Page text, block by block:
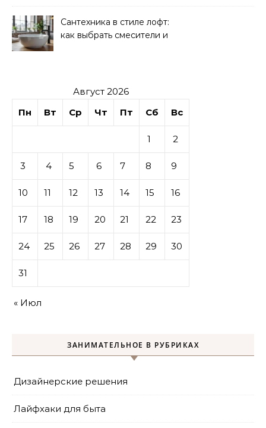
Сантехника в стиле лофт:
как выбрать смесители и
Август 2026
Пн
Вт Ср Чт Пт Сб Вс
1 2
3 4 5 6 7 8 9
10 11 12 13 14 15 16
17 18 19 20 21 22 23
24 25 26 27 28 29 30
31
« Июл
ЗАНИМАТЕЛЬНОЕ В РУБРИКАХ
Дизайнерские решения
Лайфхаки для быта